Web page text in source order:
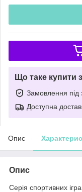
Що таке купити
Замовлення під
Доступна
Опис
Опис
Серія спортивних